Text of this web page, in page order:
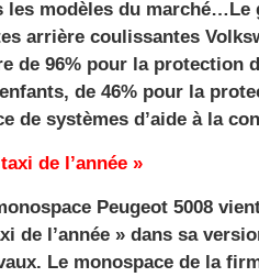
les modèles du marché…Le
arrière coulissantes
de 96% pour la protection
de 46% pour la
de systèmes d’aide à la
de l’année »
Peugeot 5008
de l’année » dans sa
Le monospace de la